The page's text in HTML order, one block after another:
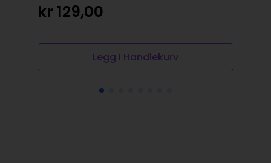
kr 129,00
Legg I Handlekurv